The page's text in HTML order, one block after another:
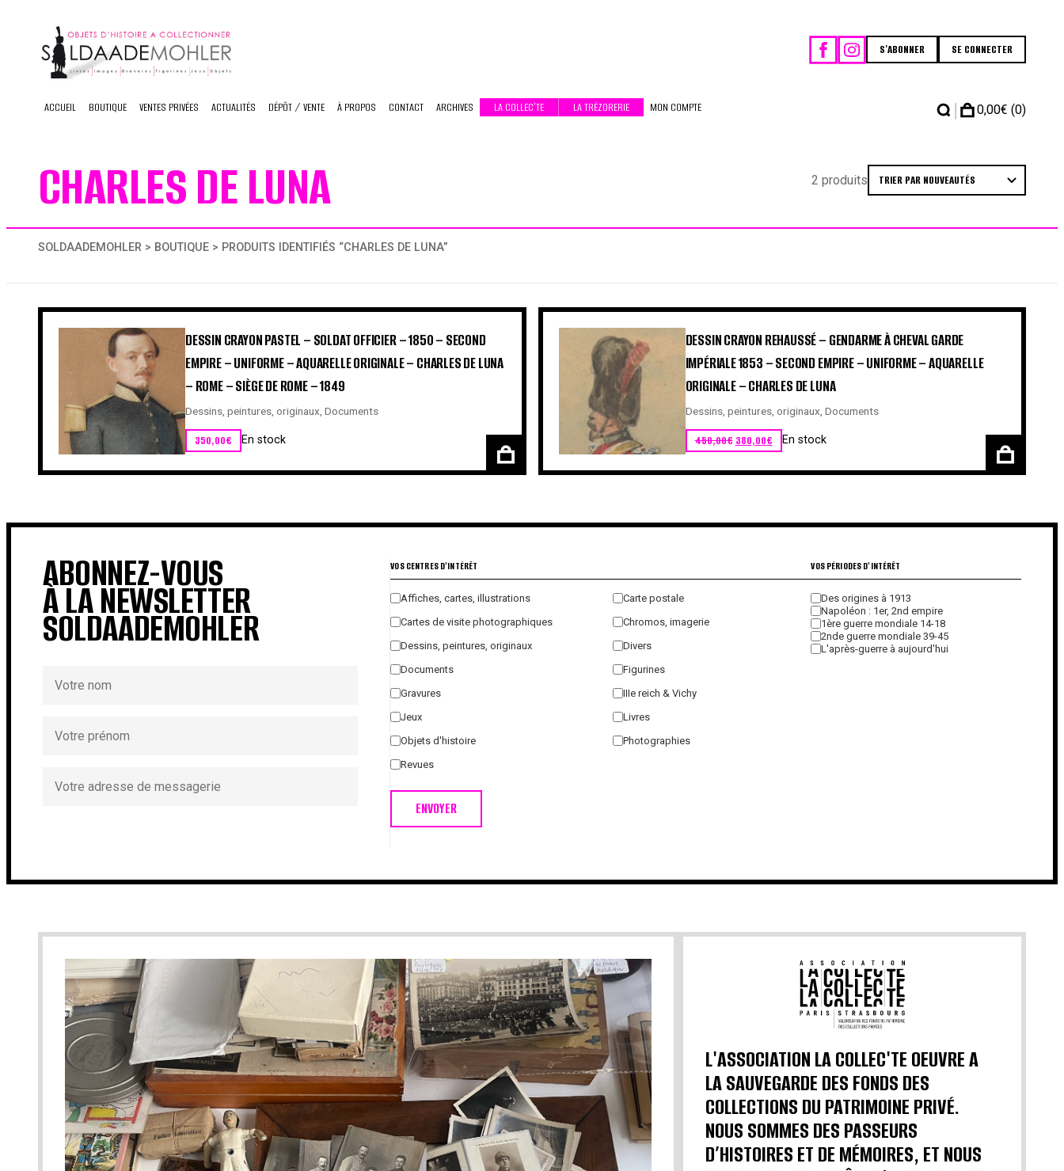
content
S'ABONNER SE CONNECTER
ACCUEIL BOUTIQUE VENTES PRIVÉES ACTUALITÉS DÉPÔT / VENTE À PROPOS CONTACT ARCHIVES LA COLLEC’TE LA TRÉZORERIE MON COMPTE | 0,00€ (0)
CHARLES DE LUNA 2 produits
SOLDAADEMOHLER > BOUTIQUE > PRODUITS IDENTIFIÉS “CHARLES DE LUNA”
DESSIN CRAYON PASTEL – SOLDAT OFFICIER – 1850 – SECOND
EMPIRE – UNIFORME – AQUARELLE ORIGINALE – CHARLES DE LUNA
– ROME – SIÈGE DE ROME – 1849
Dessins, peintures, originaux Documents
350,00€ En stock
DESSIN CRAYON REHAUSSÉ – GENDARME À CHEVAL GARDE
IMPÉRIALE 1853 – SECOND EMPIRE – UNIFORME – AQUARELLE
ORIGINALE – CHARLES DE LUNA
Dessins, peintures, originaux Documents
450,00€ Le prix initial était : 450,00€.
380,00€Le prix actuel est : 380,00€.
En stock
ABONNEZ-VOUS
À LA NEWSLETTER
SOLDAADEMOHLER
VOS CENTRES D'INTÉRÊT
Affiches, cartes, illustrations
Carte postale
Cartes de visite photographiques
Chromos, imagerie
Dessins, peintures, originaux
Divers
Documents
Figurines
Gravures
IIIe reich & Vichy
Jeux
Livres
Objets d'histoire
Photographies
Revues
ENVOYER
VOS PÉRIODES D'INTÉRÊT
Des origines à 1913
Napoléon : 1er, 2nd empire
1ère guerre mondiale 14-18
2nde guerre mondiale 39-45
L'après-guerre à aujourd'hui
L'ASSOCIATION LA COLLEC'TE OEUVRE A
LA SAUVEGARDE DES FONDS DES
COLLECTIONS DU PATRIMOINE PRIVÉ.
NOUS SOMMES DES PASSEURS
D’HISTOIRES ET DE MÉMOIRES, ET NOUS